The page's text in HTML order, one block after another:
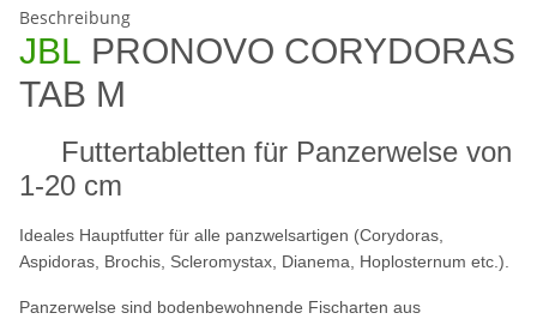
Beschreibung
JBL PRONOVO CORYDORAS
TAB M
Futtertabletten für Panzerwelse von
1-20 cm
Ideales Hauptfutter für alle panzwelsartigen (Corydoras,
Aspidoras, Brochis, Scleromystax, Dianema, Hoplosternum etc.).
Panzerwelse sind bodenbewohnende Fischarten aus